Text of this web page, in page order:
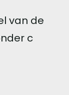
van de
c